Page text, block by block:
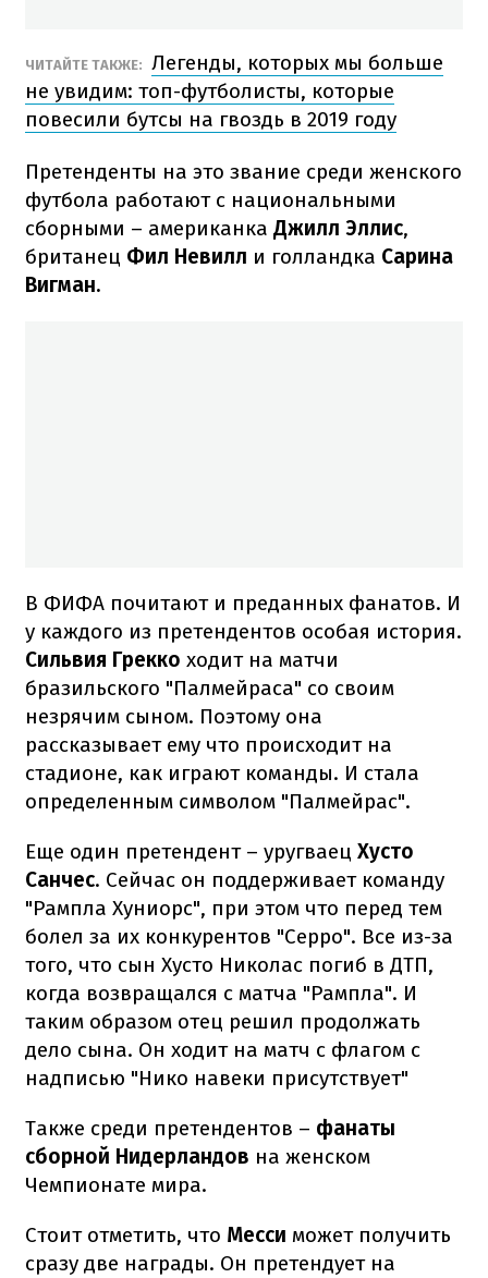
ЧИТАЙТЕ ТАКЖЕ: Легенды, которых мы больше
не увидим: топ-футболисты, которые
повесили бутсы на гвоздь в 2019 году
Претенденты на это звание среди женского
футбола работают с национальными
сборными – американка Джилл Эллис,
британец Фил Невилл и голландка Сарина
Вигман.
В ФИФА почитают и преданных фанатов. И
у каждого из претендентов особая история.
Сильвия Грекко ходит на матчи
бразильского "Палмейраса" со своим
незрячим сыном. Поэтому она
рассказывает ему что происходит на
стадионе, как играют команды. И стала
определенным символом "Палмейрас".
Еще один претендент – уругваец Хусто
Санчес. Сейчас он поддерживает команду
"Рампла Хуниорс", при этом что перед тем
болел за их конкурентов "Серро". Все из-за
того, что сын Хусто Николас погиб в ДТП,
когда возвращался с матча "Рампла". И
таким образом отец решил продолжать
дело сына. Он ходит на матч с флагом с
надписью "Нико навеки присутствует"
Также среди претендентов – фанаты
сборной Нидерландов на женском
Чемпионате мира.
Стоит отметить, что Месси может получить
сразу две награды. Он претендует на